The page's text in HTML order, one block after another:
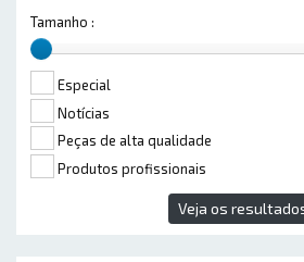
Tamanho :
Especial
Notícias
Peças de alta qualidade
Produtos profissionais
Veja os